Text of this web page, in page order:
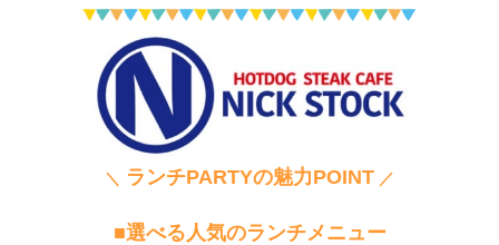
＼ ランチPARTYの魅力POINT ／
■選べる人気のランチメニュー